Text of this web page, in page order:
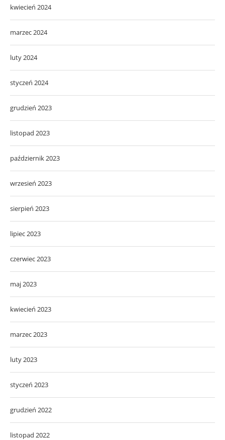
kwiecień 2024
marzec 2024
luty 2024
styczeń 2024
grudzień 2023
listopad 2023
październik 2023
wrzesień 2023
sierpień 2023
lipiec 2023
czerwiec 2023
maj 2023
kwiecień 2023
marzec 2023
luty 2023
styczeń 2023
grudzień 2022
listopad 2022